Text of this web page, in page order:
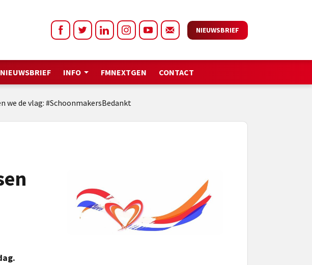
NIEUWSBRIEF
NIEUWSBRIEF INFO FMNEXTGEN CONTACT
we de vlag: #SchoonmakersBedankt